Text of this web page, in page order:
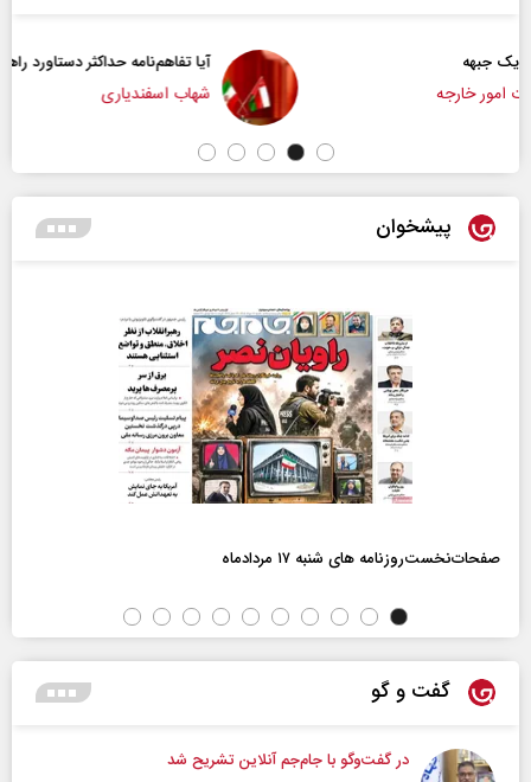
آیا تفاهم‌نامه حداکثر دستاورد راهبردی ایران بود؟
شهاب اسفندیاری
پیشخوان
صفحات‌نخست‌روزنامه ها‌ی شنبه ۱۷ مردادماه
گفت و گو
در گفت‌و‌گو با جام‌جم آنلاین تشریح شد